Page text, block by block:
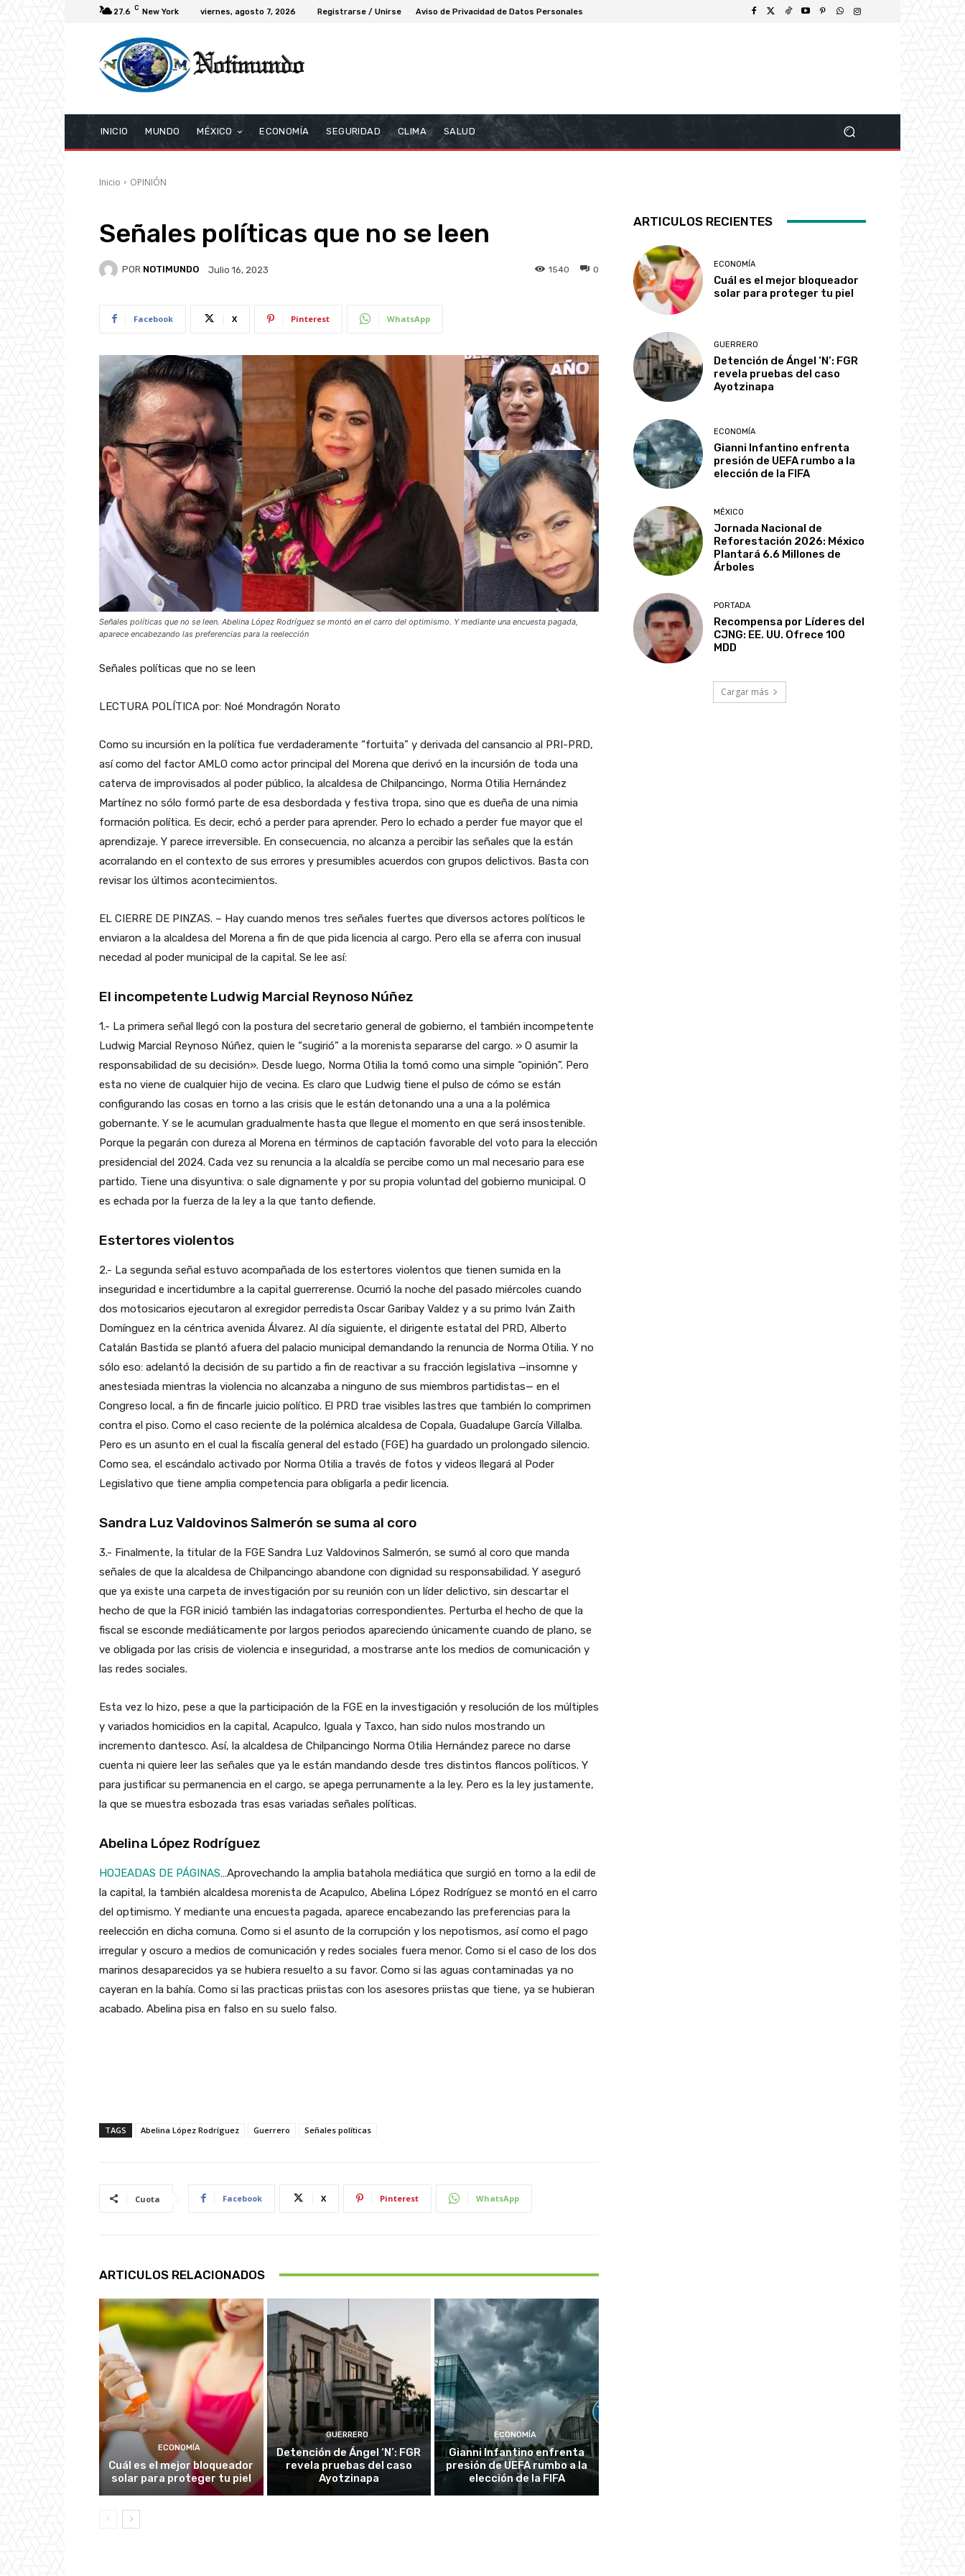
27.6 C New York viernes, agosto 7, 2026 Registrarse / Unirse Aviso de Privacidad de Datos Personales
INICIO MUNDO MÉXICO ECONOMÍA SEGURIDAD CLIMA SALUD
Inicio OPINIÓN
Señales políticas que no se leen
POR NOTIMUNDO Julio 16, 2023 0
1540
Facebook X Pinterest WhatsApp
Señales políticas que no se leen. Abelina López Rodríguez se montó en el carro del optimismo. Y mediante una encuesta pagada,
aparece encabezando las preferencias para la reelección
Señales políticas que no se leen
LECTURA POLÍTICA por: Noé Mondragón Norato
Como su incursión en la política fue verdaderamente “fortuita” y derivada del cansancio al PRI-PRD,
así como del factor AMLO como actor principal del Morena que derivó en la incursión de toda una
caterva de improvisados al poder público, la alcaldesa de Chilpancingo, Norma Otilia Hernández
Martínez no sólo formó parte de esa desbordada y festiva tropa, sino que es dueña de una nimia
formación política. Es decir, echó a perder para aprender. Pero lo echado a perder fue mayor que el
aprendizaje. Y parece irreversible. En consecuencia, no alcanza a percibir las señales que la están
acorralando en el contexto de sus errores y presumibles acuerdos con grupos delictivos. Basta con
revisar los últimos acontecimientos.
EL CIERRE DE PINZAS. – Hay cuando menos tres señales fuertes que diversos actores políticos le
enviaron a la alcaldesa del Morena a fin de que pida licencia al cargo. Pero ella se aferra con inusual
necedad al poder municipal de la capital. Se lee así:
El incompetente Ludwig Marcial Reynoso Núñez
1.- La primera señal llegó con la postura del secretario general de gobierno, el también incompetente
Ludwig Marcial Reynoso Núñez, quien le “sugirió” a la morenista separarse del cargo. » O asumir la
responsabilidad de su decisión». Desde luego, Norma Otilia la tomó como una simple “opinión”. Pero
esta no viene de cualquier hijo de vecina. Es claro que Ludwig tiene el pulso de cómo se están
configurando las cosas en torno a las crisis que le están detonando una a una a la polémica
gobernante. Y se le acumulan gradualmente hasta que llegue el momento en que será insostenible.
Porque la pegarán con dureza al Morena en términos de captación favorable del voto para la elección
presidencial del 2024. Cada vez su renuncia a la alcaldía se percibe como un mal necesario para ese
partido. Tiene una disyuntiva: o sale dignamente y por su propia voluntad del gobierno municipal. O
es echada por la fuerza de la ley a la que tanto defiende.
Estertores violentos
2.- La segunda señal estuvo acompañada de los estertores violentos que tienen sumida en la
inseguridad e incertidumbre a la capital guerrerense. Ocurrió la noche del pasado miércoles cuando
dos motosicarios ejecutaron al exregidor perredista Oscar Garibay Valdez y a su primo Iván Zaith
Domínguez en la céntrica avenida Álvarez. Al día siguiente, el dirigente estatal del PRD, Alberto
Catalán Bastida se plantó afuera del palacio municipal demandando la renuncia de Norma Otilia. Y no
sólo eso: adelantó la decisión de su partido a fin de reactivar a su fracción legislativa —insomne y
anestesiada mientras la violencia no alcanzaba a ninguno de sus miembros partidistas— en el
Congreso local, a fin de fincarle juicio político. El PRD trae visibles lastres que también lo comprimen
contra el piso. Como el caso reciente de la polémica alcaldesa de Copala, Guadalupe García Villalba.
Pero es un asunto en el cual la fiscalía general del estado (FGE) ha guardado un prolongado silencio.
Como sea, el escándalo activado por Norma Otilia a través de fotos y videos llegará al Poder
Legislativo que tiene amplia competencia para obligarla a pedir licencia.
Sandra Luz Valdovinos Salmerón se suma al coro
3.- Finalmente, la titular de la FGE Sandra Luz Valdovinos Salmerón, se sumó al coro que manda
señales de que la alcaldesa de Chilpancingo abandone con dignidad su responsabilidad. Y aseguró
que ya existe una carpeta de investigación por su reunión con un líder delictivo, sin descartar el
hecho de que la FGR inició también las indagatorias correspondientes. Perturba el hecho de que la
fiscal se esconde mediáticamente por largos periodos apareciendo únicamente cuando de plano, se
ve obligada por las crisis de violencia e inseguridad, a mostrarse ante los medios de comunicación y
las redes sociales.
Esta vez lo hizo, pese a que la participación de la FGE en la investigación y resolución de los múltiples
y variados homicidios en la capital, Acapulco, Iguala y Taxco, han sido nulos mostrando un
incremento dantesco. Así, la alcaldesa de Chilpancingo Norma Otilia Hernández parece no darse
cuenta ni quiere leer las señales que ya le están mandando desde tres distintos flancos políticos. Y
para justificar su permanencia en el cargo, se apega perrunamente a la ley. Pero es la ley justamente,
la que se muestra esbozada tras esas variadas señales políticas.
Abelina López Rodríguez
HOJEADAS DE PÁGINAS…Aprovechando la amplia batahola mediática que surgió en torno a la edil de
la capital, la también alcaldesa morenista de Acapulco, Abelina López Rodríguez se montó en el carro
del optimismo. Y mediante una encuesta pagada, aparece encabezando las preferencias para la
reelección en dicha comuna. Como si el asunto de la corrupción y los nepotismos, así como el pago
irregular y oscuro a medios de comunicación y redes sociales fuera menor. Como si el caso de los dos
marinos desaparecidos ya se hubiera resuelto a su favor. Como si las aguas contaminadas ya no
cayeran en la bahía. Como si las practicas priistas con los asesores priistas que tiene, ya se hubieran
acabado. Abelina pisa en falso en su suelo falso.
TAGS Abelina López Rodríguez Guerrero Señales políticas
Cuota Facebook X Pinterest WhatsApp
ARTICULOS RELACIONADOS
ECONOMÍA
Cuál es el mejor bloqueador
solar para proteger tu piel
GUERRERO
Detención de Ángel ‘N’: FGR
revela pruebas del caso
Ayotzinapa
ECONOMÍA
Gianni Infantino enfrenta
presión de UEFA rumbo a la
elección de la FIFA
ARTICULOS RECIENTES
ECONOMÍA
Cuál es el mejor bloqueador
solar para proteger tu piel
GUERRERO
Detención de Ángel ‘N’: FGR
revela pruebas del caso
Ayotzinapa
ECONOMÍA
Gianni Infantino enfrenta
presión de UEFA rumbo a la
elección de la FIFA
MÉXICO
Jornada Nacional de
Reforestación 2026: México
Plantará 6.6 Millones de
Árboles
PORTADA
Recompensa por Líderes del
CJNG: EE. UU. Ofrece 100
MDD
Cargar más